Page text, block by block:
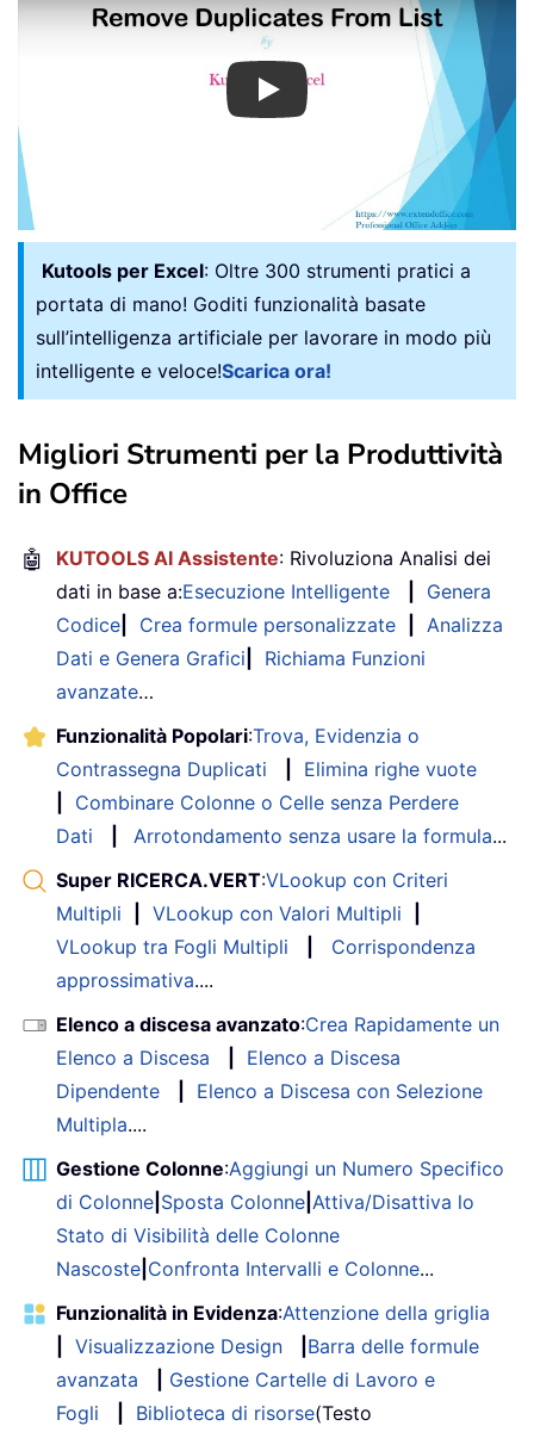
Play
Kutools per Excel: Oltre 300 strumenti pratici a
portata di mano! Goditi funzionalità basate
sull’intelligenza artificiale per lavorare in modo più
intelligente e veloce!Scarica ora!
Migliori Strumenti per la Produttività
in Office
🤖 KUTOOLS AI Assistente: Rivoluziona Analisi dei
dati in base a:Esecuzione Intelligente
Genera
Codice
Crea formule personalizzate
Analizza
Dati e Genera Grafici
Richiama Funzioni
avanzate…
Funzionalità Popolari:Trova, Evidenzia o
Contrassegna Duplicati
Elimina righe vuote
Combinare Colonne o Celle senza Perdere
Dati
Arrotondamento senza usare la formula...
Super RICERCA.VERT:VLookup con Criteri
Multipli
VLookup con Valori Multipli
VLookup tra Fogli Multipli
Corrispondenza
approssimativa....
Elenco a discesa avanzato:Crea Rapidamente un
Elenco a Discesa
Elenco a Discesa
Dipendente
Elenco a Discesa con Selezione
Multipla....
Gestione Colonne:Aggiungi un Numero Specifico
di Colonne Sposta Colonne Attiva/Disattiva lo
Stato di Visibilità delle Colonne
Nascoste Confronta Intervalli e Colonne...
Funzionalità in Evidenza:Attenzione della griglia
Visualizzazione Design
Barra delle formule
avanzata
Gestione Cartelle di Lavoro e
Fogli
Biblioteca di risorse(Testo